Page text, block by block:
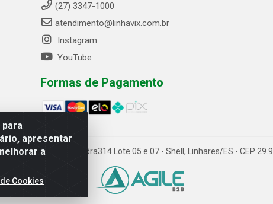
apresentar
a
Cookies
(27) 3347-1000
atendimento@linhavix.com.br
Instagram
YouTube
Formas de Pagamento
Alegre, 2521 - Quadra314 Lote 05 e 07 - Shell, Linhares/ES - CEP